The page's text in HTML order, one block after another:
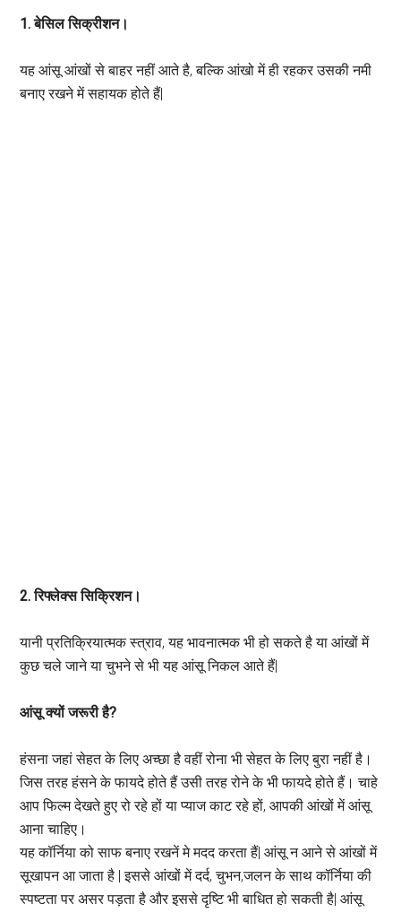
1. बेसिल सिक्रीशन।
यह आंसू आंखों से बाहर नहीं आते है, बल्कि आंखो में ही रहकर उसकी नमी
बनाए रखने में सहायक होते हैं|
2. रिफ्लेक्स सिक्रिशन।
यानी प्रतिक्रियात्मक स्त्राव, यह भावनात्मक भी हो सकते है या आंखों में
कुछ चले जाने या चुभने से भी यह आंसू निकल आते हैं|
आंसू क्यों जरूरी है?
हंसना जहां सेहत के लिए अच्छा है वहीं रोना भी सेहत के लिए बुरा नहीं है।
जिस तरह हंसने के फायदे होते हैं उसी तरह रोने के भी फायदे होते हैं। चाहे
आप फिल्म देखते हुए रो रहे हों या प्याज काट रहे हों, आपकी आंखों में आंसू
आना चाहिए।
यह कॉर्निया को साफ बनाए रखनें मे मदद करता हैं| आंसू न आने से आंखों में
सूखापन आ जाता है | इससे आंखों में दर्द, चुभन,जलन के साथ कॉर्निया की
स्पष्टता पर असर पड़ता है और इससे दृष्टि भी बाधित हो सकती है| आंसू